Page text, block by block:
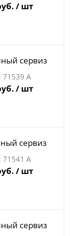
/ шт
сервиз
71539 А
/ шт
сервиз
71541 А
/ шт
сервиз